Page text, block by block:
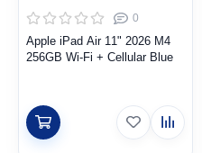
0
Apple iPad Air 11" 2026 M4
256GB Wi-Fi + Cellular Blue